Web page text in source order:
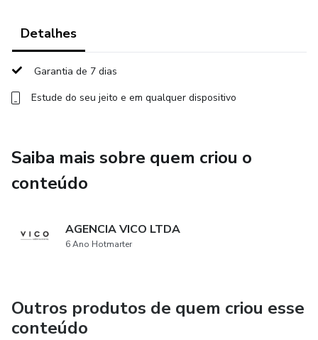
Detalhes
Garantia de 7 dias
Estude do seu jeito e em qualquer dispositivo
Saiba mais sobre quem criou o
conteúdo
AGENCIA VICO LTDA
6 Ano Hotmarter
Outros produtos de quem criou esse
conteúdo